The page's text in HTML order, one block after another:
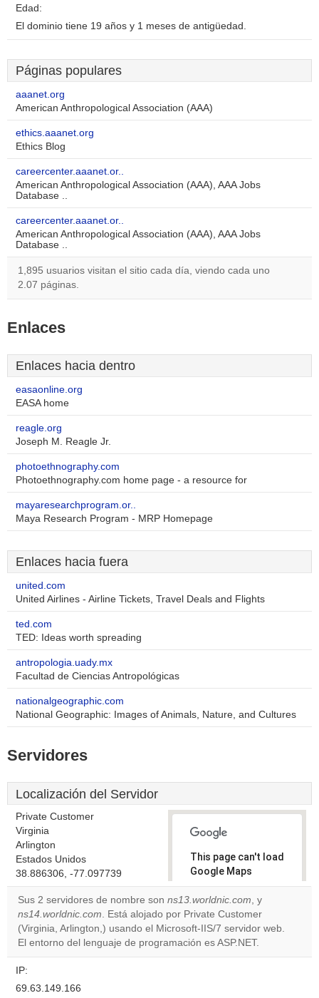
Edad:
El dominio tiene 19 años y 1 meses de antigüedad.
Páginas populares
aaanet.org
American Anthropological Association (AAA)
ethics.aaanet.org
Ethics Blog
careercenter.aaanet.or..
American Anthropological Association (AAA), AAA Jobs
Database ..
careercenter.aaanet.or..
American Anthropological Association (AAA), AAA Jobs
Database ..
1,895 usuarios visitan el sitio cada día, viendo cada uno
2.07 páginas.
Enlaces
Enlaces hacia dentro
easaonline.org
EASA home
reagle.org
Joseph M. Reagle Jr.
photoethnography.com
Photoethnography.com home page - a resource for
mayaresearchprogram.or..
Maya Research Program - MRP Homepage
Enlaces hacia fuera
united.com
United Airlines - Airline Tickets, Travel Deals and Flights
ted.com
TED: Ideas worth spreading
antropologia.uady.mx
Facultad de Ciencias Antropológicas
nationalgeographic.com
National Geographic: Images of Animals, Nature, and Cultures
Servidores
Localización del Servidor
Private Customer
Virginia
Arlington
Estados Unidos
38.886306, -77.097739
This page can't load
Google Maps
correctly.
Do you
own this
website?
OK
Sus 2 servidores de nombre son ns13.worldnic.com, y
ns14.worldnic.com. Está alojado por Private Customer
(Virginia, Arlington,) usando el Microsoft-IIS/7 servidor web.
El entorno del lenguaje de programación es ASP.NET.
IP:
69.63.149.166